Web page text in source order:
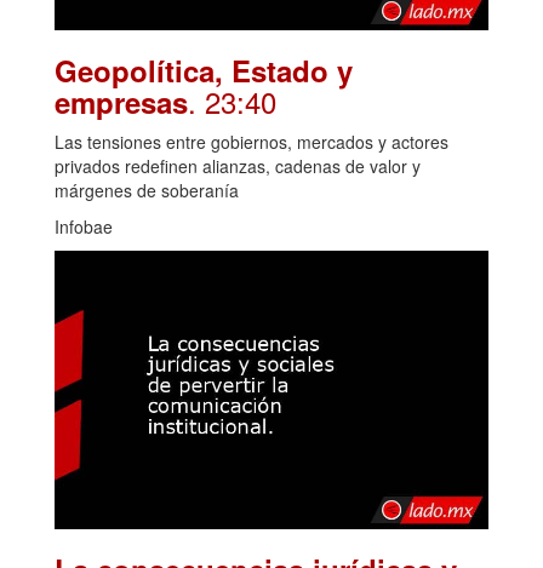
Geopolítica, Estado y
empresas. 23:40
Las tensiones entre gobiernos, mercados y actores
privados redefinen alianzas, cadenas de valor y
márgenes de soberanía
Infobae